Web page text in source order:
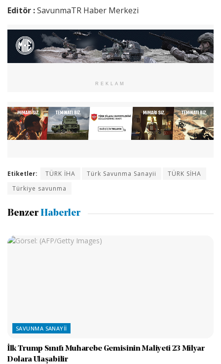
Editör :SavunmaTR Haber Merkezi
REKLAM
Etiketler: TÜRK İHA Türk Savunma Sanayii
TÜRK SİHA
Türkiye savunma
Benzer Haberler
SAVUNMA SANAYII
İlk Trump Sınıfı Muharebe Gemisinin Maliyeti 23 Milyar
Dolara Ulaşabilir